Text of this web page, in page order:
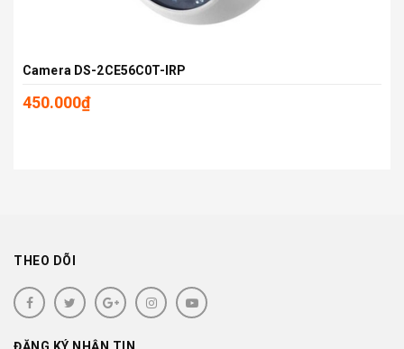
Camera DS-2CE56C0T-IRP
450.000₫
THEO DÕI